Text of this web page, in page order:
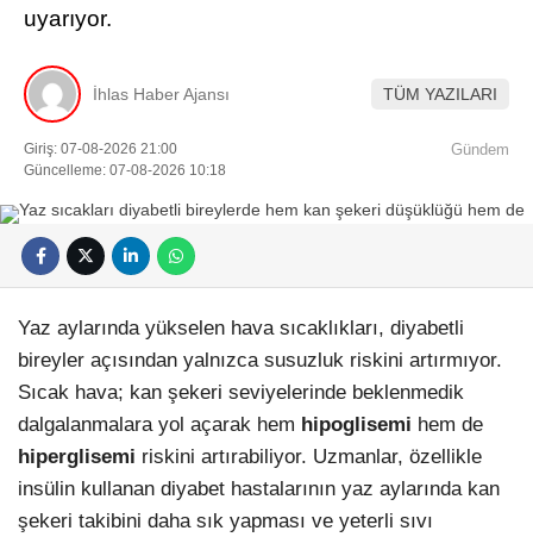
uyarıyor.
İhlas Haber Ajansı TÜM YAZILARI
Giriş: 07-08-2026 21:00
Güncelleme: 07-08-2026 10:18
Gündem
Yaz aylarında yükselen hava sıcaklıkları, diyabetli
bireyler açısından yalnızca susuzluk riskini artırmıyor.
Sıcak hava; kan şekeri seviyelerinde beklenmedik
dalgalanmalara yol açarak hem hipoglisemi hem de
hiperglisemi riskini artırabiliyor. Uzmanlar, özellikle
insülin kullanan diyabet hastalarının yaz aylarında kan
şekeri takibini daha sık yapması ve yeterli sıvı